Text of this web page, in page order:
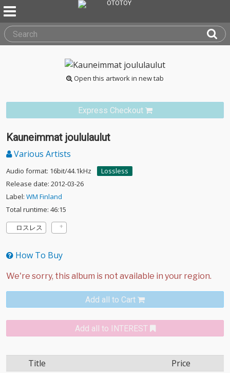
Open this artwork in new tab
Express Checkout
Kauneimmat joululaulut
Various Artists
Audio format: 16bit/44.1kHz
Lossless
Release date: 2012-03-26
Label: WM Finland
Total runtime: 46:15
ロスレス
How To Buy
Add all to Cart
Add all to INTEREST
Title Price